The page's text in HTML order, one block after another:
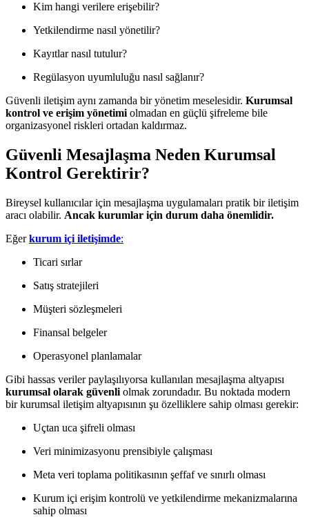
Kim hangi verilere erişebilir?
Yetkilendirme nasıl yönetilir?
Kayıtlar nasıl tutulur?
Regülasyon uyumluluğu nasıl sağlanır?
Güvenli iletişim aynı zamanda bir yönetim meselesidir. Kurumsal
kontrol ve erişim yönetimi olmadan en güçlü şifreleme bile
organizasyonel riskleri ortadan kaldırmaz.
Güvenli Mesajlaşma Neden Kurumsal
Kontrol Gerektirir?
Bireysel kullanıcılar için mesajlaşma uygulamaları pratik bir iletişim
aracı olabilir. Ancak kurumlar için durum daha önemlidir.
Eğerkurum içi iletişimde:
Ticari sırlar
Satış stratejileri
Müşteri sözleşmeleri
Finansal belgeler
Operasyonel planlamalar
Gibi hassas veriler paylaşılıyorsa kullanılan mesajlaşma altyapısı
kurumsal olarak güvenli olmak zorundadır. Bu noktada modern
bir kurumsal iletişim altyapısının şu özelliklere sahip olması gerekir:
Uçtan uca şifreli olması
Veri minimizasyonu prensibiyle çalışması
Meta veri toplama politikasının şeffaf ve sınırlı olması
Kurum içi erişim kontrolü ve yetkilendirme mekanizmalarına
sahip olması